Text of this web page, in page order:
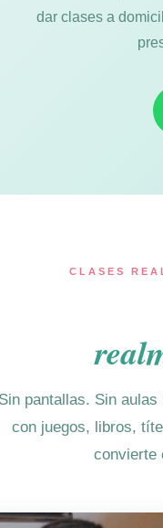
dar clases a
CLASES
Sin pantallas. Sin
con juegos, libros,
convierte